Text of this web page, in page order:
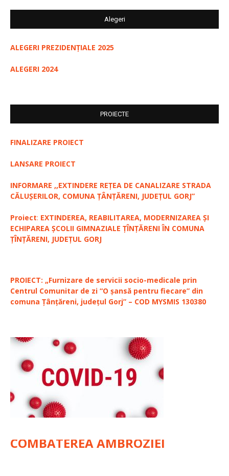
Alegeri
ALEGERI PREZIDENȚIALE 2025
ALEGERI 2024
PROIECTE
FINALIZARE PROIECT
LANSARE PROIECT
INFORMARE ,,EXTINDERE REȚEA DE CANALIZARE STRADA
CĂLUȘERILOR, COMUNA ȚÂNȚĂRENI, JUDEȚUL GORJ”
Proiect: EXTINDEREA, REABILITAREA, MODERNIZAREA ȘI
ECHIPAREA ȘCOLII GIMNAZIALE ȚÎNȚĂRENI ÎN COMUNA
ȚÎNȚĂRENI, JUDEȚUL GORJ
PROIECT: „Furnizare de servicii socio-medicale prin
Centrul Comunitar de zi “O șansă pentru fiecare” din
comuna Țânțăreni, județul Gorj” – COD MYSMIS 130380
COMBATEREA AMBROZIEI